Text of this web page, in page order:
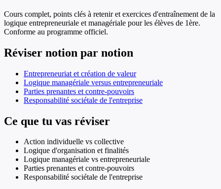
Cours complet, points clés à retenir et exercices d'entraînement de la
logique entrepreneuriale et managériale pour les élèves de 1ère.
Conforme au programme officiel.
Réviser notion par notion
Entrepreneuriat et création de valeur
Logique managériale versus entrepreneuriale
Parties prenantes et contre-pouvoirs
Responsabilité sociétale de l'entreprise
Ce que tu vas réviser
Action individuelle vs collective
Logique d'organisation et finalités
Logique managériale vs entrepreneuriale
Parties prenantes et contre-pouvoirs
Responsabilité sociétale de l'entreprise